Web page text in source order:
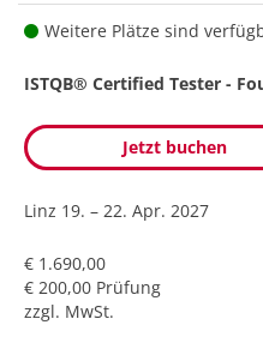
Weitere Plätze sind
ISTQB® Certified Tester -
Jetzt buchen
Linz 19. – 22. Apr. 2027
€ 1.690,00
€ 200,00 Prüfung
zzgl. MwSt.